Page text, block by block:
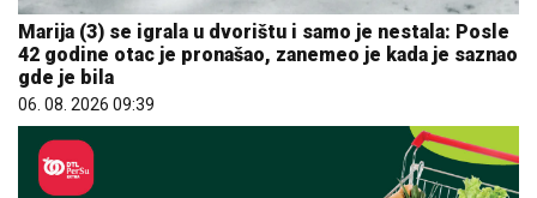
Marija (3) se igrala u dvorištu i samo je nestala: Posle
42 godine otac je pronašao, zanemeo je kada je saznao
gde je bila
06. 08. 2026 09:39